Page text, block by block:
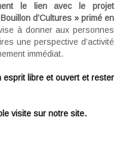
le lien avec le projet
d’Cultures » primé en
à donner aux personnes
une perspective d’activité
immédiat.
esprit libre et ouvert et rester
visite sur notre site.